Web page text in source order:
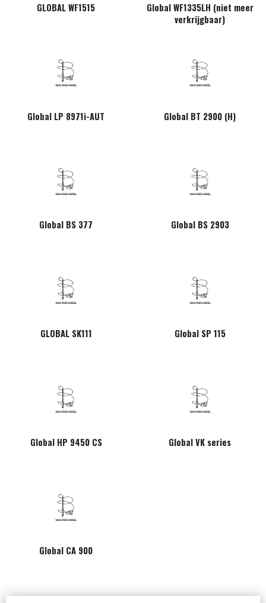
GLOBAL WF1515
Global WF1335LH (niet meer
verkrijgbaar)
Global LP 8971i-AUT Global BT 2900 (H)
Global BS 377 Global BS 2903
GLOBAL SK111 Global SP 115
Global HP 9450 CS Global VK series
Global CA 900